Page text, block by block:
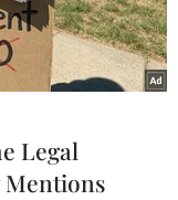
giảm mạnh,
phố Hồ Chí
Legal
Mentions